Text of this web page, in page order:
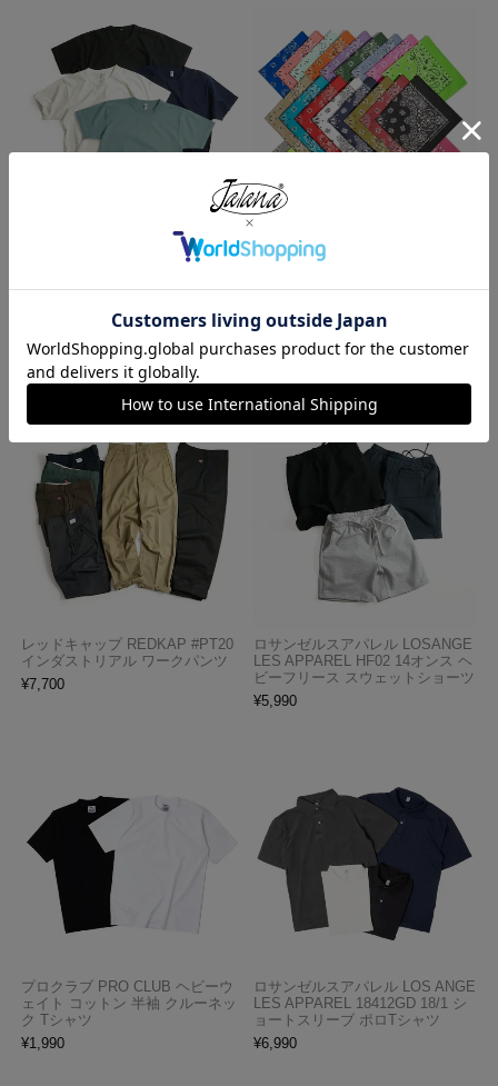
ロサンゼルスアパレル LOSANGE
LES APPAREL 1203GD 8.5オンス
ハバハンク HAV-A-HANK バンダ
ナ アメリカ製 トラディショナル
¥ 770
レッドキャップ REDKAP #PT20
インダストリアル ワークパンツ
¥7,700
ロサンゼルスアパレル LOSANGE
LES APPAREL HF02 14オンス ヘ
ビーフリース スウェットショーツ
¥5,990
プロクラブ PRO CLUB ヘビーウ
ェイト コットン 半袖 クルーネッ
ク Tシャツ
¥1,990
ロサンゼルスアパレル LOS ANGE
LES APPAREL 18412GD 18/1 シ
ョートスリーブ ポロTシャツ
¥6,990